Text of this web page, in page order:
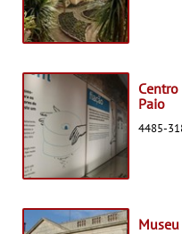
Paio
4485-